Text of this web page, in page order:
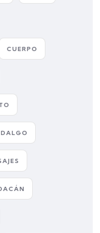
CUERPO